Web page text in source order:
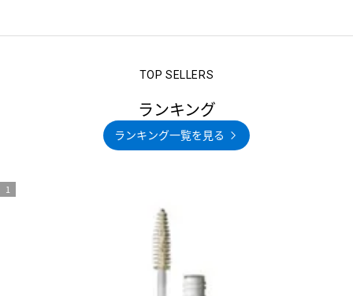
ランキング
ランキング一覧を見る